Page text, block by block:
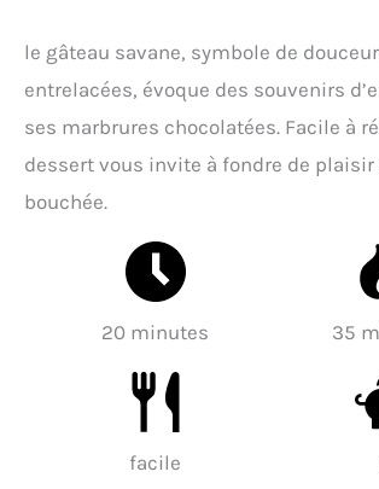
le gâteau savane, symbole de
entrelacées, évoque des souvenirs
ses marbrures chocolatées. Facile à
dessert vous invite à fondre de plaisir
bouchée.
20 minutes 35
facile